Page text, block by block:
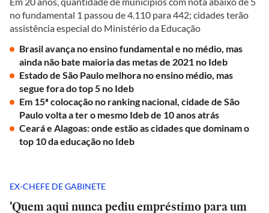
no fundamental 1 passou de 4.110 para 442; cidades terão
assistência especial do Ministério da Educação
Brasil avança no ensino fundamental e no médio, mas
ainda não bate maioria das metas de 2021 no Ideb
Estado de São Paulo melhora no ensino médio, mas
segue fora do top 5 no Ideb
Em 15ª colocação no ranking nacional, cidade de São
Paulo volta a ter o mesmo Ideb de 10 anos atrás
Ceará e Alagoas: onde estão as cidades que dominam o
top 10 da educação no Ideb
EX-CHEFE DE GABINETE
'Quem aqui nunca pediu empréstimo para um